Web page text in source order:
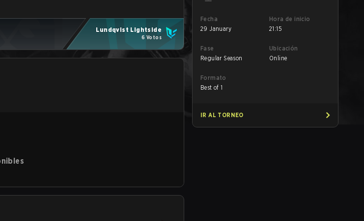
Lundqvist Lightside
6 Votos
Fecha
29 January
Hora de inicio
21:15
Fase
Regular Season
Ubicación
Online
Formato
Best of 1
IR AL TORNEO